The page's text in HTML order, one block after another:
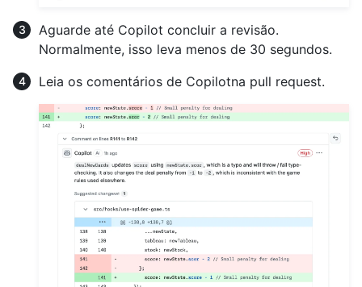
Aguarde até Copilot concluir a revisão.
Normalmente, isso leva menos de 30 segundos.
Leia os comentários de Copilotna pull request.